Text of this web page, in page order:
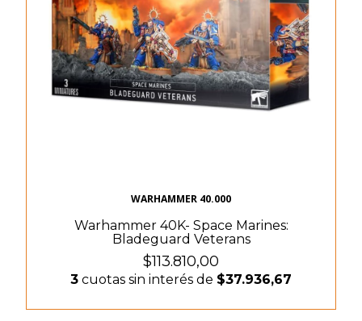
WARHAMMER 40.000
Warhammer 40K- Space Marines:
Bladeguard Veterans
$113.810,00
3 cuotas sin interés de $37.936,67